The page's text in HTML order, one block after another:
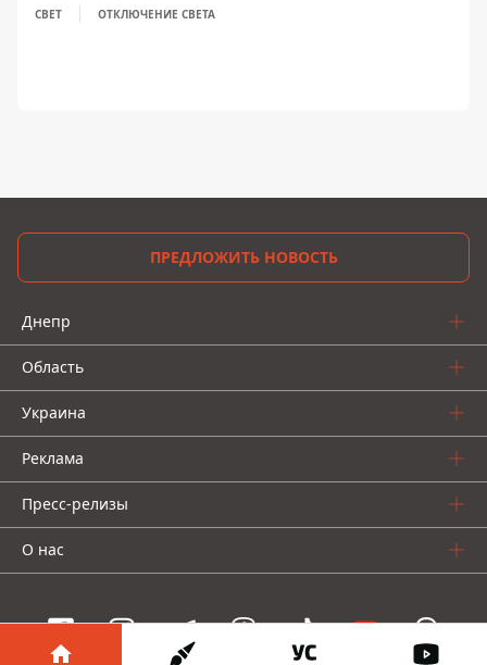
СВЕТ ОТКЛЮЧЕНИЕ СВЕТА
ПРЕДЛОЖИТЬ НОВОСТЬ
Днепр
Область
Украина
Реклама
Пресс-релизы
О нас